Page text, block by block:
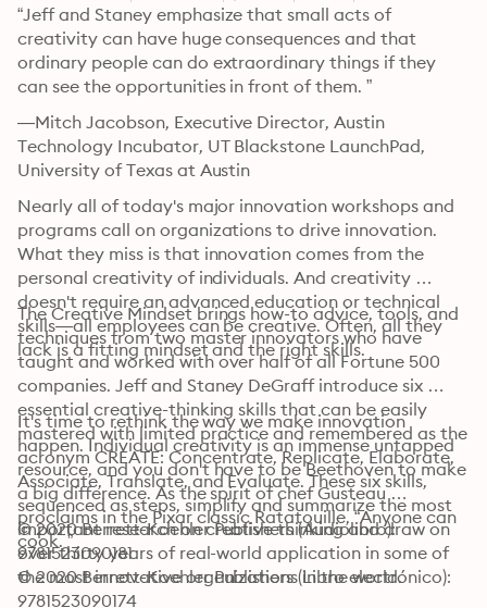
“Jeff and Staney emphasize that small acts of
creativity can have huge consequences and that
ordinary people can do extraordinary things if they
can see the opportunities in front of them. ”
—Mitch Jacobson, Executive Director, Austin
Technology Incubator, UT Blackstone LaunchPad,
University of Texas at Austin
Nearly all of today's major innovation workshops and
programs call on organizations to drive innovation.
What they miss is that innovation comes from the
personal creativity of individuals. And creativity
doesn't require an advanced education or technical
skills—all employees can be creative. Often, all they
lack is a fitting mindset and the right skills.
The Creative Mindset brings how-to advice, tools, and
techniques from two master innovators who have
taught and worked with over half of all Fortune 500
companies. Jeff and Staney DeGraff introduce six
essential creative-thinking skills that can be easily
mastered with limited practice and remembered as the
acronym CREATE: Concentrate, Replicate, Elaborate,
Associate, Translate, and Evaluate. These six skills,
sequenced as steps, simplify and summarize the most
important research on creative thinking and draw on
over thirty years of real-world application in some of
the most innovative organizations in the world.
It's time to rethink the way we make innovation
happen. Individual creativity is an immense untapped
resource, and you don't have to be Beethoven to make
a big difference. As the spirit of chef Gusteau
proclaims in the Pixar classic Ratatouille, “Anyone can
cook. ”
© 2020 Berrett-Koehler Publishers (Audiolibro):
9781523090181
© 2020 Berrett-Koehler Publishers (Libro electrónico):
9781523090174